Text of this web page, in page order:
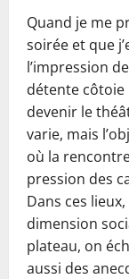
Quand je me
soirée et que
l’impression
détente côtoie
devenir le
varie, mais
où la
pression des
Dans ces
dimension
plateau, on
aussi des